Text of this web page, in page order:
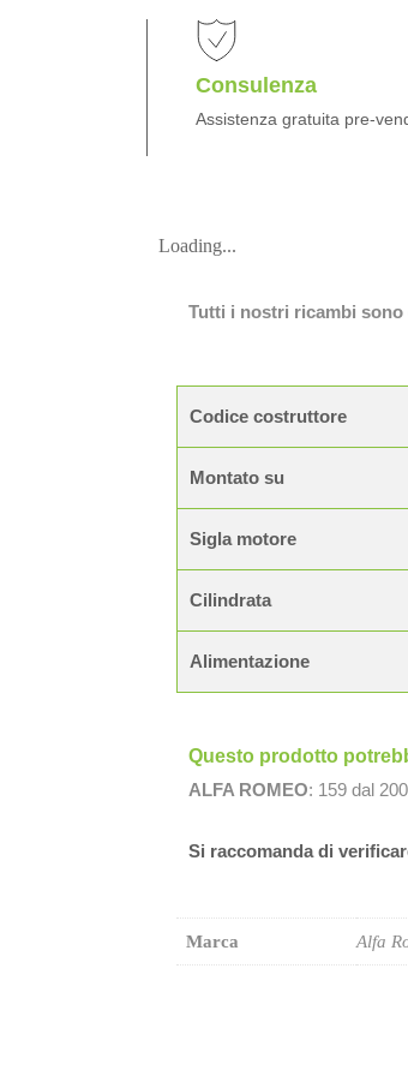
Consulenza
Assistenza gratuita pre-
Loading...
Tutti i nostri ricambi
Codice costruttore
Montato su
Sigla motore
Cilindrata
Alimentazione
Questo prodotto
ALFA ROMEO: 159 dal
Si raccomanda di
Marca Alfa